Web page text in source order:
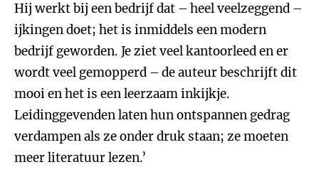
Hij werkt bij een bedrijf dat – heel veelzeggend –
ijkingen doet; het is inmiddels een modern
bedrijf geworden. Je ziet veel kantoorleed en er
wordt veel gemopperd – de auteur beschrijft dit
mooi en het is een leerzaam inkijkje.
Leidinggevenden laten hun ontspannen gedrag
verdampen als ze onder druk staan; ze moeten
meer literatuur lezen.’